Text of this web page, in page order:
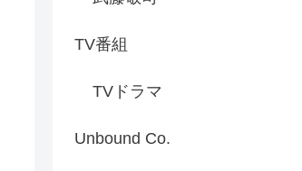
TV番組
TVドラマ
Unbound Co.